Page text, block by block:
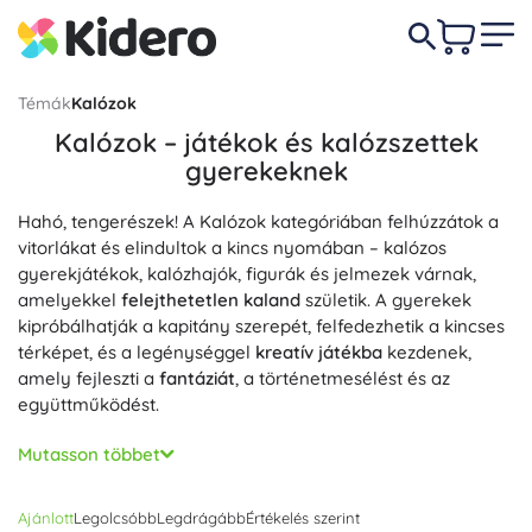
TémákKalózok
Kalózok – játékok és kalózszettek
gyerekeknek
Hahó, tengerészek! A Kalózok kategóriában felhúzzátok a
vitorlákat és elindultok a kincs nyomában – kalózos
gyerekjátékok, kalózhajók, figurák és jelmezek várnak,
amelyekkel felejthetetlen kaland születik. A gyerekek
kipróbálhatják a kapitány szerepét, felfedezhetik a kincses
térképet, és a legénységgel kreatív játékba kezdenek,
amely fejleszti a fantáziát, a történetmesélést és az
együttműködést.
Részletgazdag kalózhajók vitorlákkal, árboccal,
horgonylyal és kalózzászlóval, kincsesláda és
kalózhajó-építőkészletekig – fejlesztik a finommotorikát és
Mutasson többet
AjánlottLegolcsóbbLegdrágábbÉrtékelés szerint